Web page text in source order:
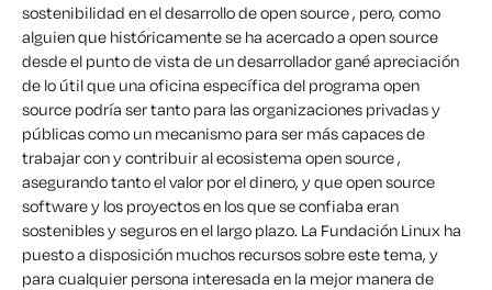
sostenibilidad en el desarrollo de open source , pero, como
alguien que históricamente se ha acercado a open source
desde el punto de vista de un desarrollador gané apreciación
de lo útil que una oficina específica del programa open
source podría ser tanto para las organizaciones privadas y
públicas como un mecanismo para ser más capaces de
trabajar con y contribuir al ecosistema open source ,
asegurando tanto el valor por el dinero, y que open source
software y los proyectos en los que se confiaba eran
sostenibles y seguros en el largo plazo. La Fundación Linux ha
puesto a disposición muchos recursos sobre este tema, y
para cualquier persona interesada en la mejor manera de